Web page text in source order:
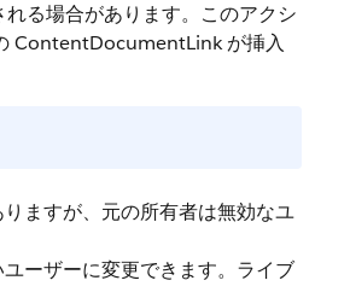
る場合があります。このアクシ
ContentDocumentLink が挿入
ますが、元の所有者は無効なユ
ーザーに変更できます。ライブ